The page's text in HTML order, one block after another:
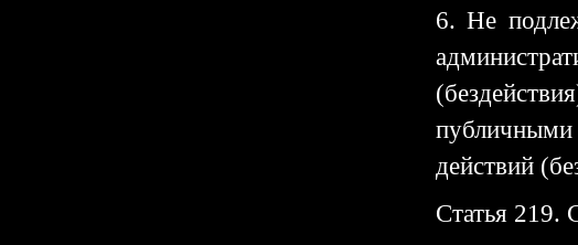
6. Не
публичными
действий
Статья 219.